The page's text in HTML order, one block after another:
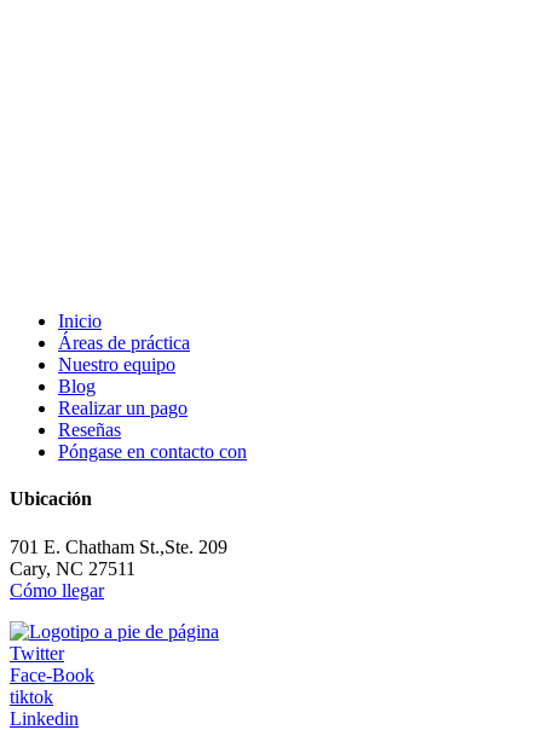
Inicio
Áreas de práctica
Nuestro equipo
Blog
Realizar un pago
Reseñas
Póngase en contacto con
Ubicación
701 E. Chatham St.,Ste. 209
Cary, NC 27511
Cómo llegar
Twitter
Face-Book
tiktok
Linkedin